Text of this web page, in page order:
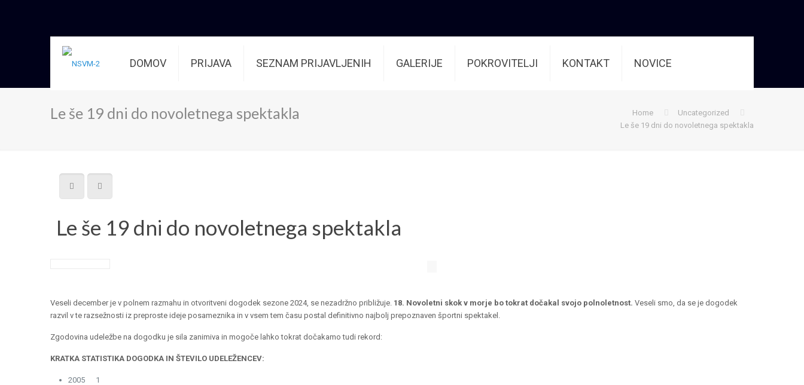
DOMOV PRIJAVA SEZNAM PRIJAVLJENIH GALERIJE POKROVITELJI KONTAKT NOVICE
Le še 19 dni do novoletnega spektakla Home
Uncategorized
Le še 19 dni do novoletnega spektakla
Le še 19 dni do novoletnega spektakla
Veseli december je v polnem razmahu in otvoritveni dogodek sezone 2024, se nezadržno približuje. 18. Novoletni skok v morje bo tokrat dočakal svojo polnoletnost. Veseli smo, da se je dogodek
razvil v te razsežnosti iz preproste ideje posameznika in v vsem tem času postal definitivno najbolj prepoznaven športni spektakel.
Zgodovina udeležbe na dogodku je sila zanimiva in mogoče lahko tokrat dočakamo tudi rekord:
KRATKA STATISTIKA DOGODKA IN ŠTEVILO UDELEŽENCEV:
2005 1